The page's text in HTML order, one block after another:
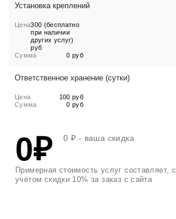
Установка креплений
Цена300 (бесплатно
при наличии
других услуг)
руб
Сумма
0 руб
Ответственное хранение (сутки)
Цена
100 руб
Сумма
0 руб
0₽ 0 ₽ - ваша скидка
Примерная стоимость услуг составляет, с
учётом скидки 10% за заказ с сайта